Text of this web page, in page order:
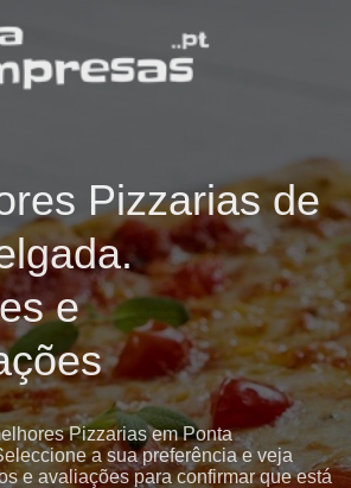
Pizzarias de
e
Pizzarias em Ponta
a sua preferência e veja
e avaliações para confirmar que está